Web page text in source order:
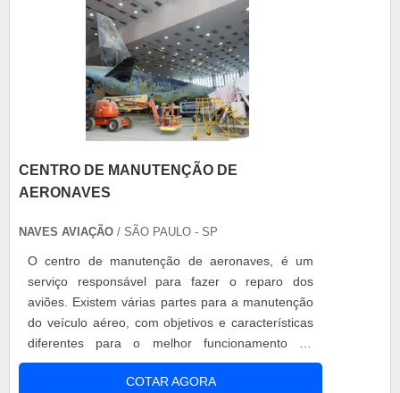
CENTRO DE MANUTENÇÃO DE
AERONAVES
NAVES AVIAÇÃO / SÃO PAULO - SP
O centro de manutenção de aeronaves, é um
serviço responsável para fazer o reparo dos
aviões. Existem várias partes para a manutenção
do veículo aéreo, com objetivos e características
diferentes para o melhor funcionamento do
produto. A intenção de se fazer a verificação para
saber se todas as peças estão funcionando de
COTAR AGORA